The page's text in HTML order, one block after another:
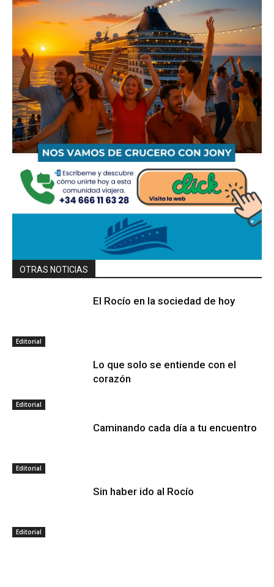
OTRAS NOTICIAS
Editorial
El Rocío en la sociedad de hoy
Editorial
Lo que solo se entiende con el
corazón
Editorial
Caminando cada día a tu encuentro
Editorial
Sin haber ido al Rocío